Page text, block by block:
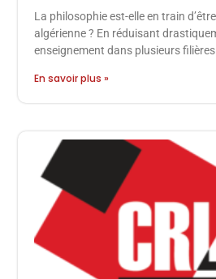
La philosophie est-elle en train
algérienne ? En réduisant
enseignement dans plusieurs
En savoir plus »